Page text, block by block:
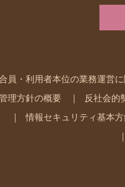
員・利用者本位の業務運営
理方針の概要 反社会的
情報セキュリティ基本方